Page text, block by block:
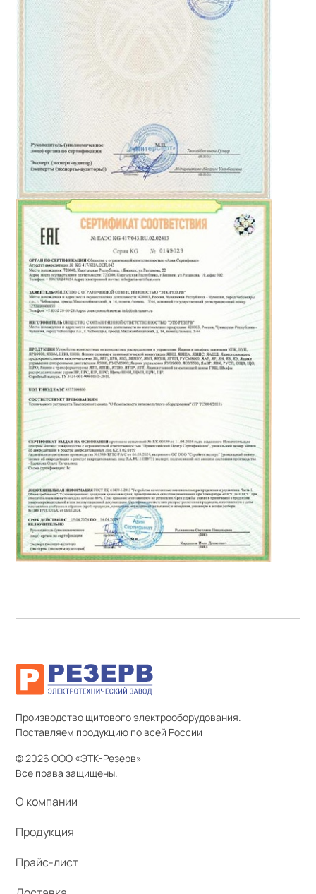
Производство щитового электрооборудования.
Поставляем продукцию по всей России
© 2026 ООО «ЭТК-Резерв»
Все права защищены.
О компании
Продукция
Прайс-лист